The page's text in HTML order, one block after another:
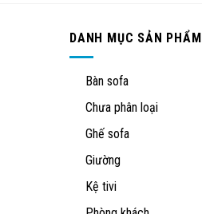
DANH MỤC SẢN PHẨM
Bàn sofa
Chưa phân loại
Ghế sofa
Giường
Kệ tivi